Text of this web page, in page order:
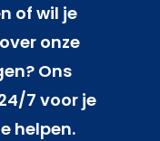
of wil je
onze
Ons
7 voor je
helpen.